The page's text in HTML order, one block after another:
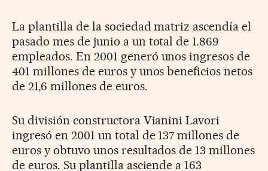
La plantilla de la sociedad matriz ascendía el
pasado mes de junio a un total de 1.869
empleados. En 2001 generó unos ingresos de
401 millones de euros y unos beneficios netos
de 21,6 millones de euros.
Su división constructora Vianini Lavori
ingresó en 2001 un total de 137 millones de
euros y obtuvo unos resultados de 13 millones
de euros. Su plantilla asciende a 163